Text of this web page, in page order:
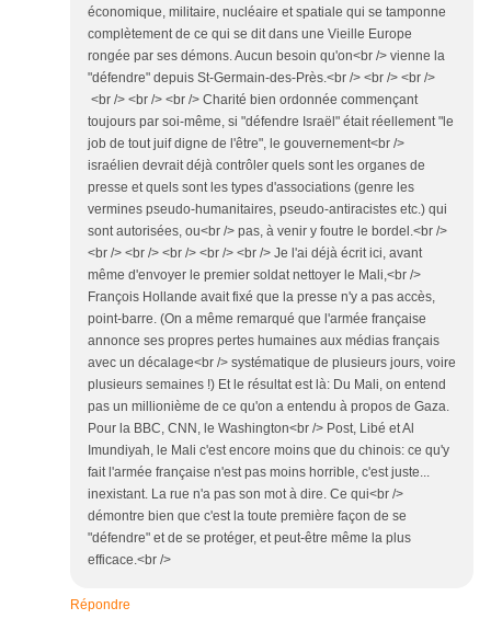
économique, militaire, nucléaire et spatiale qui se tamponne
complètement de ce qui se dit dans une Vieille Europe
rongée par ses démons. Aucun besoin qu'on<br /> vienne la
"défendre" depuis St-Germain-des-Près.<br /> <br /> <br />
<br /> <br /> <br /> Charité bien ordonnée commençant
toujours par soi-même, si "défendre Israël" était réellement "le
job de tout juif digne de l'être", le gouvernement<br />
israélien devrait déjà contrôler quels sont les organes de
presse et quels sont les types d'associations (genre les
vermines pseudo-humanitaires, pseudo-antiracistes etc.) qui
sont autorisées, ou<br /> pas, à venir y foutre le bordel.<br />
<br /> <br /> <br /> <br /> <br /> Je l'ai déjà écrit ici, avant
même d'envoyer le premier soldat nettoyer le Mali,<br />
François Hollande avait fixé que la presse n'y a pas accès,
point-barre. (On a même remarqué que l'armée française
annonce ses propres pertes humaines aux médias français
avec un décalage<br /> systématique de plusieurs jours, voire
plusieurs semaines !) Et le résultat est là: Du Mali, on entend
pas un millionième de ce qu'on a entendu à propos de Gaza.
Pour la BBC, CNN, le Washington<br /> Post, Libé et Al
Imundiyah, le Mali c'est encore moins que du chinois: ce qu'y
fait l'armée française n'est pas moins horrible, c'est juste...
inexistant. La rue n'a pas son mot à dire. Ce qui<br />
démontre bien que c'est la toute première façon de se
"défendre" et de se protéger, et peut-être même la plus
efficace.<br />
Répondre